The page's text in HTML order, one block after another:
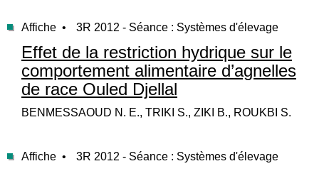
Affiche • 3R 2012 - Séance : Systèmes d'élevage
Effet de la restriction hydrique sur le
comportement alimentaire d’agnelles
de race Ouled Djellal
BENMESSAOUD N. E., TRIKI S., ZIKI B., ROUKBI S.
Affiche • 3R 2012 - Séance : Systèmes d'élevage